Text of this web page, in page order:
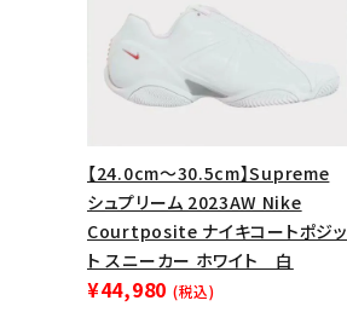
【24.0cm～30.5cm】Supreme
シュプリーム 2023AW Nike
Courtposite ナイキコートポジッ
ト スニーカー ホワイト 白
¥44,980 (税込)